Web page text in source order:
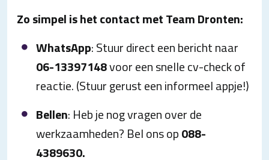
Zo simpel is het contact met Team Dronten:
WhatsApp: Stuur direct een bericht naar
06-13397148voor een snelle cv-check of
reactie. (Stuur gerust een informeel appje!)
Bellen: Heb je nog vragen over de
werkzaamheden? Bel ons op088-
4389630.